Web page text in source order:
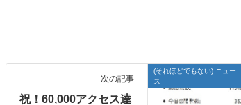
(それほどでもない) ニュー
ス
次の記事
祝！60,000アクセス達